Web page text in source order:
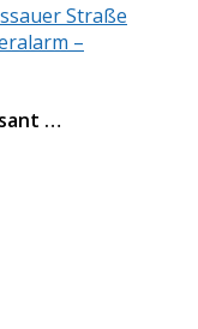
Straße
–
…